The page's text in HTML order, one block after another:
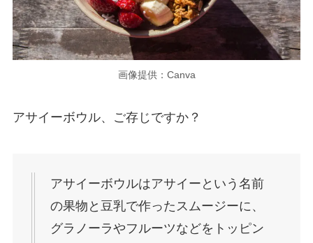
画像提供：Canva
アサイーボウル、ご存じですか？
アサイーボウルはアサイーという名前
の果物と豆乳で作ったスムージーに、
グラノーラやフルーツなどをトッピン